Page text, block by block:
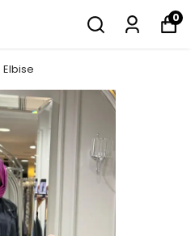
0
Elbise